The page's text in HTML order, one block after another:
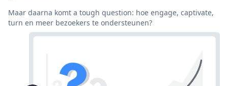
Maar daarna komt a tough question: hoe engage, captivate,
turn en meer bezoekers te ondersteunen?